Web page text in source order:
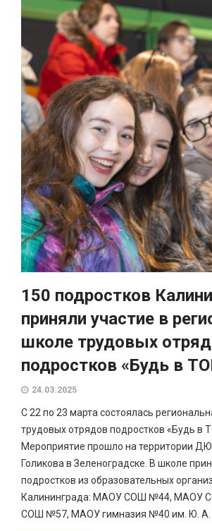
150 подростков
приняли участие в
школе трудовых
подростков «Будь в
24.03.2025
С 22 по 23 марта состоялась
трудовых отрядов подростков «Будь в
Мероприятие прошло на территории
Голикова в Зеленоградске. В школе
подростков из образовательных
Калининграда: МАОУ СОШ №44, МАОУ
СОШ №57, МАОУ гимназия №40 им. Ю. А.